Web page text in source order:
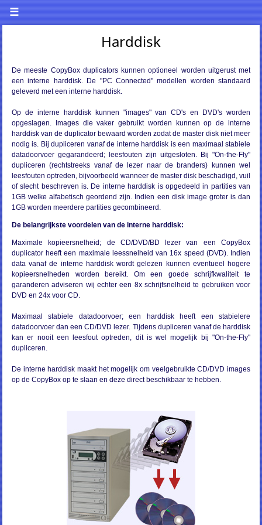
☰
Harddisk
De meeste CopyBox duplicators kunnen optioneel worden uitgerust met
een interne harddisk. De "PC Connected" modellen worden standaard
geleverd met een interne harddisk.
Op de interne harddisk kunnen "images" van CD's en DVD's worden
opgeslagen. Images die vaker gebruikt worden kunnen op de interne
harddisk van de duplicator bewaard worden zodat de master disk niet meer
nodig is. Bij dupliceren vanaf de interne harddisk is een maximaal stabiele
datadoorvoer gegarandeerd; leesfouten zijn uitgesloten. Bij "On-the-Fly"
dupliceren (rechtstreeks vanaf de lezer naar de branders) kunnen wel
leesfouten optreden, bijvoorbeeld wanneer de master disk beschadigd, vuil
of slecht beschreven is. De interne harddisk is opgedeeld in partities van
1GB welke alfabetisch geordend zijn. Indien een disk image groter is dan
1GB worden meerdere partities gecombineerd.
De belangrijkste voordelen van de interne harddisk:
Maximale kopieersnelheid; de CD/DVD/BD lezer van een CopyBox
duplicator heeft een maximale leessnelheid van 16x speed (DVD). Indien
data vanaf de interne harddisk wordt gelezen kunnen eventueel hogere
kopieersnelheden worden bereikt. Om een goede schrijfkwaliteit te
garanderen adviseren wij echter een 8x schrijfsnelheid te gebruiken voor
DVD en 24x voor CD.
Maximaal stabiele datadoorvoer; een harddisk heeft een stabielere
datadoorvoer dan een CD/DVD lezer. Tijdens dupliceren vanaf de harddisk
kan er nooit een leesfout optreden, dit is wel mogelijk bij "On-the-Fly"
dupliceren.
De interne harddisk maakt het mogelijk om veelgebruikte CD/DVD images
op de CopyBox op te slaan en deze direct beschikbaar te hebben.